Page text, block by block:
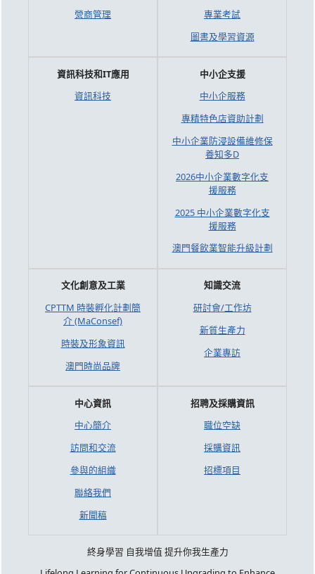
營商管理
專業考試
圖書及學習資源
資訊科技和IT應用
資訊科技
中小企支援
中小企服務
專精特色店資助計劃
中小企業防浸設備維修保
養知多D
2026中小企業數字化支
援服務
2025 中小企業數字化支
援服務
澳門餐飲業智能升級計劃
文化創意及工業
CPTTM 時裝孵化計劃簡
介 (MaConsef)
時裝及形象資訊
澳門時尚品牌
知識交流
研討會/工作坊
新質生產力
企業專訪
中心資訊
中心簡介
訪問和交流
參與的組織
聯絡我們
新聞稿
招聘及採購資訊
職位空缺
採購資訊
招標項目
終身學習 自我增值 提升你我生產力